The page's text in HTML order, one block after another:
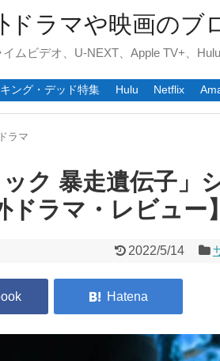
ドラマや映画のブ
ムビデオ、U-NEXT、Apple TV+、
ング・デッド特集 Hulu Netflix
ラマ
ク 暴走遺伝子」
ラマ・レビュー】
2022/5/14